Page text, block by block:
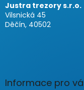
Justra trezory s.r.o.
Vilsnická 45
Děčín, 40502
Informace pro